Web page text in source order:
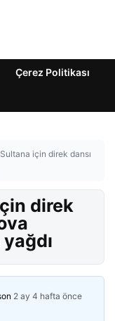
Çerez Politikası
için direk dansı
direk
2 ay 4 hafta önce